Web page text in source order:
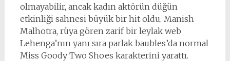
olmayabilir, ancak kadın aktörün düğün
etkinliği sahnesi büyük bir hit oldu. Manish
Malhotra, rüya gören zarif bir leylak web
Lehenga’nın yanı sıra parlak baubles’da normal
Miss Goody Two Shoes karakterini yarattı.